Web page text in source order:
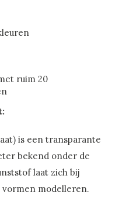
ruim 20
is een transparante
bekend onder de
laat zich bij
modelleren.